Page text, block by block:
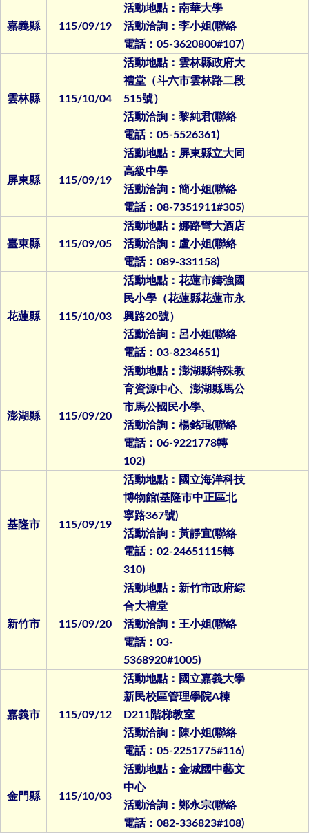
嘉義縣 115/09/19
活動地點：南華大學
活動洽詢：李小姐(聯絡
電話：05-3620800#107)
雲林縣 115/10/04
活動地點：雲林縣政府大
禮堂（斗六市雲林路二段
515號）
活動洽詢：黎純君(聯絡
電話：05-5526361)
屏東縣 115/09/19
活動地點：屏東縣立大同
高級中學
活動洽詢：簡小姐(聯絡
電話：08-7351911#305)
臺東縣 115/09/05
活動地點：娜路彎大酒店
活動洽詢：盧小姐(聯絡
電話：089-331158)
花蓮縣 115/10/03
活動地點：花蓮市鑄強國
民小學（花蓮縣花蓮市永
興路20號）
活動洽詢：呂小姐(聯絡
電話：03-8234651)
澎湖縣 115/09/20
活動地點：澎湖縣特殊教
育資源中心、澎湖縣馬公
市馬公國民小學、
活動洽詢：楊銘琨(聯絡
電話：06-9221778轉
102)
基隆市 115/09/19
活動地點：國立海洋科技
博物館(基隆市中正區北
寧路367號)
活動洽詢：黃靜宜(聯絡
電話：02-24651115轉
310)
新竹市 115/09/20
活動地點：新竹市政府綜
合大禮堂
活動洽詢：王小姐(聯絡
電話：03-
5368920#1005)
嘉義市 115/09/12
活動地點：國立嘉義大學
新民校區管理學院A棟
D211階梯教室
活動洽詢：陳小姐(聯絡
電話：05-2251775#116)
金門縣 115/10/03
活動地點：金城國中藝文
中心
活動洽詢：鄭永宗(聯絡
電話：082-336823#108)